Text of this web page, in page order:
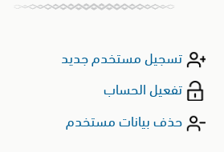
تسجيل مستخدم جديد
تفعيل الحساب
حذف بيانات مستخدم